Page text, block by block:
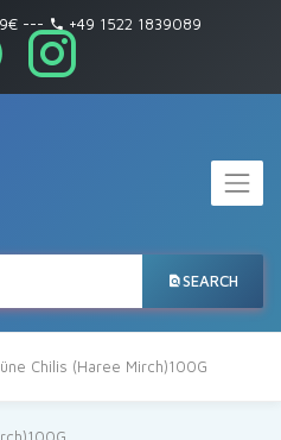
--- +49 1522 1839089
SEARCH
Chilis (Haree Mirch)100G